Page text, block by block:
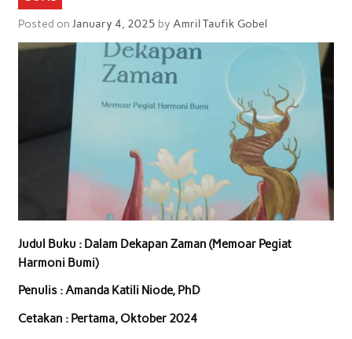
Posted on January 4, 2025 by Amril Taufik Gobel
Judul Buku : Dalam Dekapan Zaman (Memoar Pegiat
Harmoni Bumi)
Penulis : Amanda Katili Niode, PhD
Cetakan : Pertama, Oktober 2024